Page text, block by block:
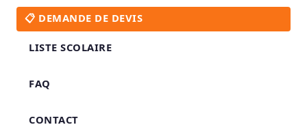
📋 DEMANDE DE DEVIS
LISTE SCOLAIRE
FAQ
CONTACT